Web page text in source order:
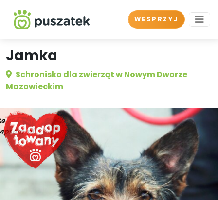
WESPRZYJ
Jamka
Schronisko dla zwierząt w Nowym Dworze
Mazowieckim